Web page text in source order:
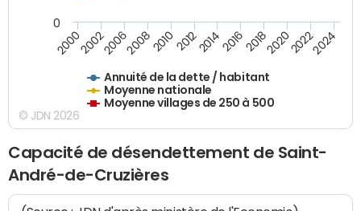
Annuité de la dette / habitant
Moyenne nationale
Moyenne villages de 250 à 500
200020022006200820102012201420162018202020222024
0
© JDN 2026
Capacité de désendettement de Saint-
André-de-Cruzières